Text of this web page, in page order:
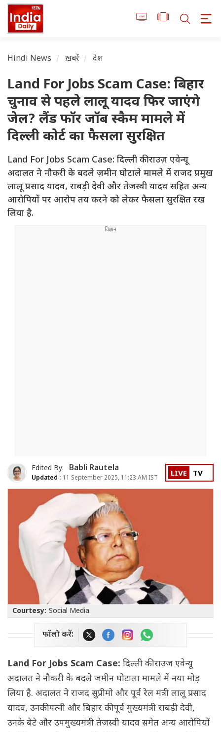
Hindi News ख़बरें देश
Land For Jobs Scam Case: बिहार
चुनाव से पहले लालू यादव फिर जाएंगे
जेल? लैंड फॉर जॉब स्कैम मामले में
दिल्ली कोर्ट का फैसला सुरक्षित
Land For Jobs Scam Case: दिल्ली की राउज़ एवेन्यू
अदालत ने नौकरी के बदले ज़मीन घोटाले मामले में राजद प्रमुख
लालू प्रसाद यादव, राबड़ी देवी और तेजस्वी यादव सहित अन्य
आरोपियों पर आरोप तय करने को लेकर फैसला सुरक्षित रख
लिया है.
Edited By: Babli Rautela
Updated : 11 September 2025, 11:23 AM IST LIVE TV
Courtesy: Social Media
फॉलो करें:
Land For Jobs Scam Case: दिल्ली की राउज एवेन्यू
अदालत ने नौकरी के बदले जमीन घोटाला मामले में नया मोड़
लिया है. अदालत ने राजद सुप्रीमो और पूर्व रेल मंत्री लालू प्रसाद
यादव, उनकी पत्नी और बिहार की पूर्व मुख्यमंत्री राबड़ी देवी,
उनके बेटे और उपमुख्यमंत्री तेजस्वी यादव समेत अन्य आरोपियों